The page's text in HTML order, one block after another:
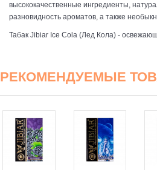
высококачественные ингредиенты,
разновидность ароматов, а также
Табак Jibiar Ice Cola (Лед Кола) -
РЕКОМЕНДУЕМЫЕ